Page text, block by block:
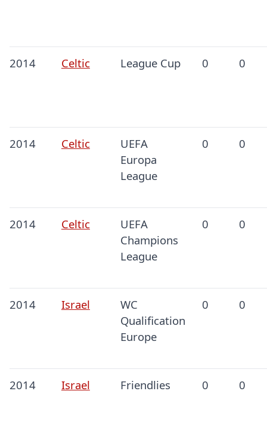
2014 Celtic League Cup 0 0
2014 Celtic
UEFA
Europa
League
0 0
2014 Celtic
UEFA
Champions
League
0 0
2014 Israel
WC
Qualification
Europe
0 0
2014 Israel Friendlies 0 0